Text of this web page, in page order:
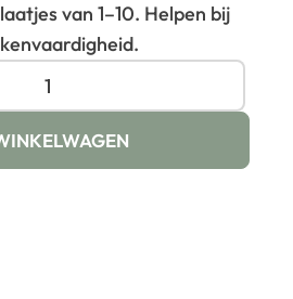
van 1–10. Helpen bij